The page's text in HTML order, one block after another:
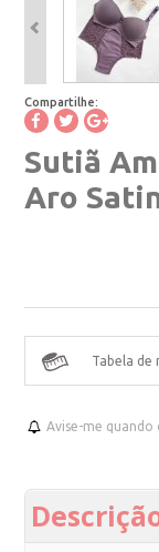
Compartilhe:
Sutiã
Aro
Tabela de
Avise-me quando